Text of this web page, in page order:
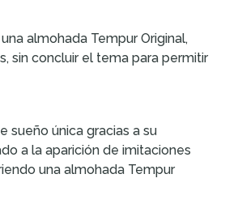
almohada Tempur Original,
sin concluir el tema para permitir
sueño única gracias a su
a la aparición de imitaciones
una almohada Tempur